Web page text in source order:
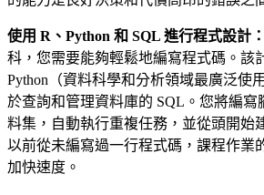
使用 R、Python 和 SQL 進行程式設計：
科，您需要能夠輕鬆地編寫程式碼。該
Python（資料科學和分析領域最廣泛使
於查詢和管理資料庫的 SQL。您將編寫
料集，自動執行重複任務，並從頭開始
以前從未編寫過一行程式碼，課程作業
加快速度。